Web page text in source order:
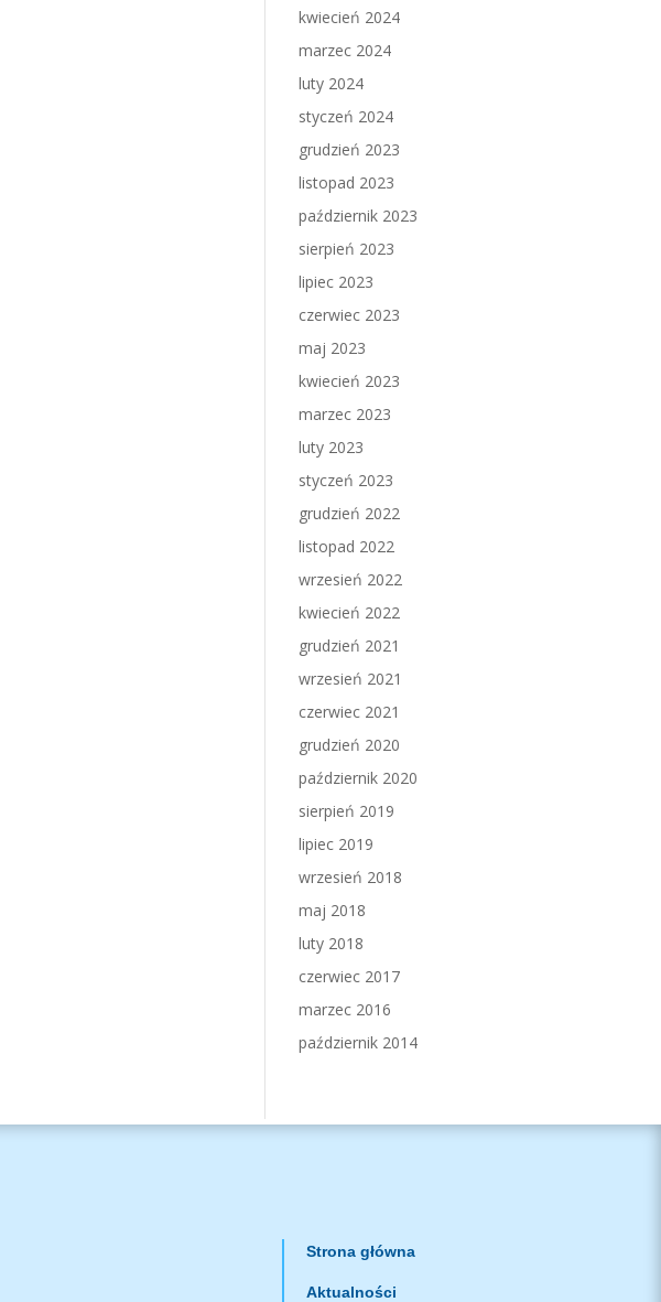
kwiecień 2024
marzec 2024
luty 2024
styczeń 2024
grudzień 2023
listopad 2023
październik 2023
sierpień 2023
lipiec 2023
czerwiec 2023
maj 2023
kwiecień 2023
marzec 2023
luty 2023
styczeń 2023
grudzień 2022
listopad 2022
wrzesień 2022
kwiecień 2022
grudzień 2021
wrzesień 2021
czerwiec 2021
grudzień 2020
październik 2020
sierpień 2019
lipiec 2019
wrzesień 2018
maj 2018
luty 2018
czerwiec 2017
marzec 2016
październik 2014
Strona główna
Aktualności